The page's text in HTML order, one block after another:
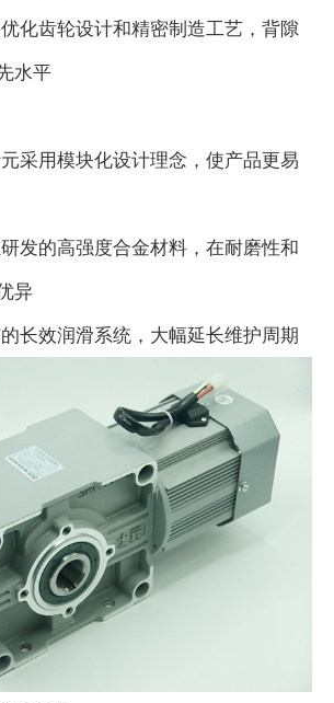
优化齿轮设计和精密制造工艺，背隙
水平
采用模块化设计理念，使产品更易
发的高强度合金材料，在耐磨性和
异
长效润滑系统，大幅延长维护周期